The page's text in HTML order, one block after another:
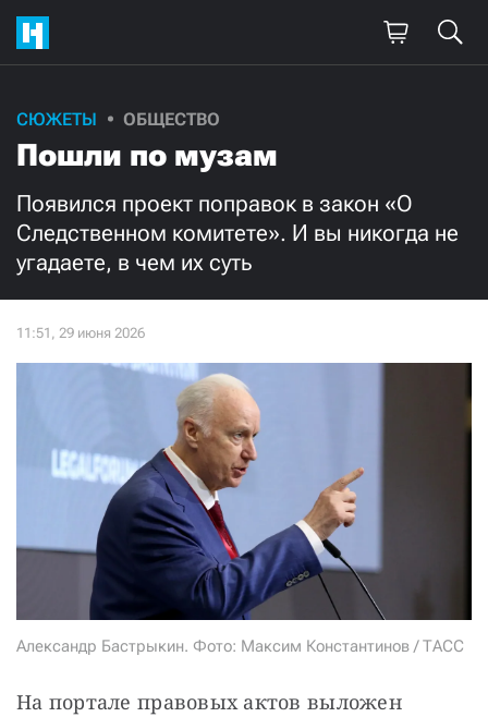
СЮЖЕТЫ ОБЩЕСТВО
Пошли по музам
Появился проект поправок в закон «О
Следственном комитете». И вы никогда не
угадаете, в чем их суть
Александр Бастрыкин. Фото: Максим Константинов / ТАСС
На портале правовых актов выложен